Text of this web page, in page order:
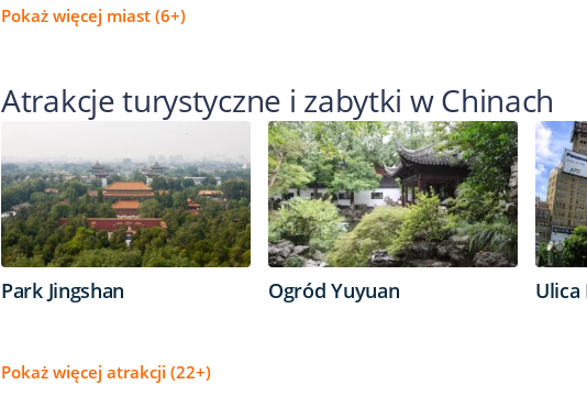
Pokaż więcej miast (6+)
Atrakcje turystyczne i zabytki w Chinach
Park Jingshan Ogród Yuyuan Ulica
Pokaż więcej atrakcji (22+)